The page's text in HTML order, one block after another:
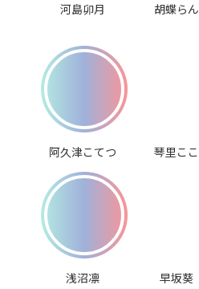
河島卯月 胡蝶らん
阿久津こてつ 琴里ここ
浅沼凛 早坂葵